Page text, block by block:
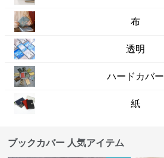
布
透明
ハードカバー
紙
ブックカバー 人気アイテム